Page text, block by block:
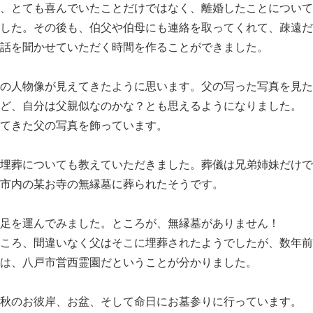
とても喜んでいたことだけではなく、離婚したことについ
た。その後も、伯父や伯母にも連絡を取ってくれて、疎遠
を聞かせていただく時間を作ることができました。
人物像が見えてきたように思います。父の写った写真を見
、自分は父親似なのかな？とも思えるようになりました。
きた父の写真を飾っています。
葬についても教えていただきました。葬儀は兄弟姉妹だけ
内の某お寺の無縁墓に葬られたそうです。
を運んでみました。ところが、無縁墓がありません！
ろ、間違いなく父はそこに埋葬されたようでしたが、数年
、八戸市営西霊園だということが分かりました。
のお彼岸、お盆、そして命日にお墓参りに行っています。